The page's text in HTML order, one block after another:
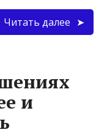
Читать далее
и